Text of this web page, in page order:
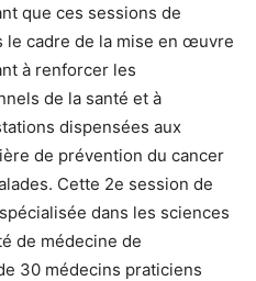
que ces sessions de
le cadre de la mise en œuvre
à renforcer les
de la santé et à
dispensées aux
de prévention du cancer
Cette 2e session de
dans les sciences
de médecine de
30 médecins praticiens